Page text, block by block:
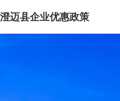
澄迈县企业优惠政策